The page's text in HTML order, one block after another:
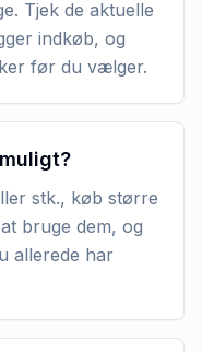
Tjek de aktuelle
indkøb, og
før du vælger.
stk., køb større
bruge dem, og
allerede har